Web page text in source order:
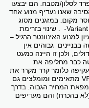
לסלון/מטבח. הם יבצעו
שאנו נעדיף מנוע אחד
מקום. במזגנים מסוג
(שפירושם Variant Refrigerant Flow - VRF- . שינוי בזרימת
למנוע האינוונטר הרגיל –
גבוהים אין
ולכן זו היינה כמעט
כבר מחליפה את
עקיפה כלומר קרר מקרר את
המים, והמים מקררים אויר. ברור שמזגני VRF מתאימים ומומלצים גם
מפאת המחיר הגבוה. בדרך
בהכרח) והם מעדיפים